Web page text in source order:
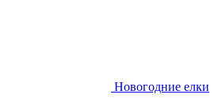
Новогодние елки